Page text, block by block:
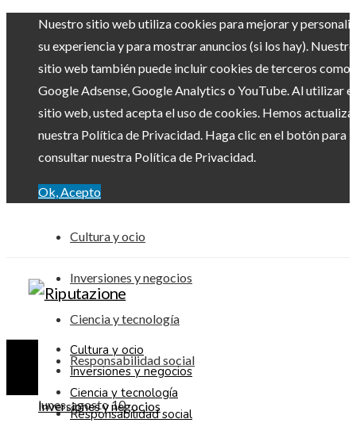
Nuestro sitio web utiliza cookies para mejorar y
su experiencia y para mostrar anuncios (si los hay). Nuestro
sitio web también puede incluir cookies de terceros como
Google Adsense, Google Analytics o YouTube. Al utilizar el
sitio web, usted acepta el uso de cookies. Hemos
nuestra Política de Privacidad. Haga clic en el botón para
consultar nuestra Política de Privacidad.
Ok, Acepto
Cultura y ocio
Inversiones y negocios
Ciencia y tecnología
Responsabilidad social
lunes, agosto 10
Cultura y ocio
Inversiones y negocios
Ciencia y tecnología
Responsabilidad social
Inversiones y negocios